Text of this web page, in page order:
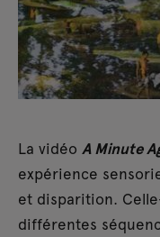
La vidéo A Minute
expérience
et disparition.
différentes